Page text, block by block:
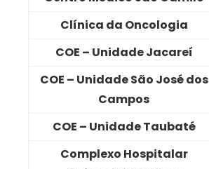
Clínica da Oncologia
COE – Unidade Jacareí
COE – Unidade São José dos
Campos
COE – Unidade Taubaté
Complexo Hospitalar